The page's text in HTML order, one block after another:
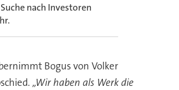
nach Investoren
Bogus von Volker
„Wir haben als Werk die